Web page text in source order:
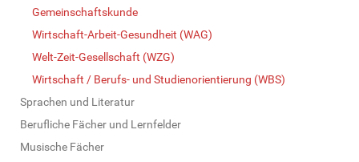
Gemeinschaftskunde
Wirtschaft-Arbeit-Gesundheit (WAG)
Welt-Zeit-Gesellschaft (WZG)
Wirtschaft / Berufs- und Studienorientierung (WBS)
Sprachen und Literatur
Berufliche Fächer und Lernfelder
Musische Fächer